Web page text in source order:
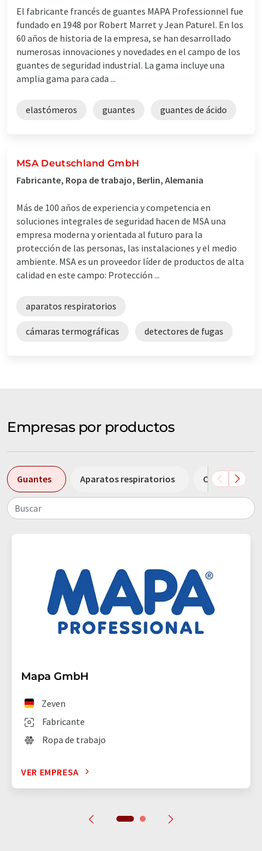
El fabricante francés de guantes MAPA Professionnel fue
fundado en 1948 por Robert Marret y Jean Paturel. En los
60 años de historia de la empresa, se han desarrollado
numerosas innovaciones y novedades en el campo de los
guantes de seguridad industrial. La gama incluye una
amplia gama para cada ...
elastómeros guantes guantes de ácido
MSA Deutschland GmbH
Fabricante, Ropa de trabajo, Berlin, Alemania
Más de 100 años de experiencia y competencia en
soluciones integrales de seguridad hacen de MSA una
empresa moderna y orientada al futuro para la
protección de las personas, las instalaciones y el medio
ambiente. MSA es un proveedor líder de productos de alta
calidad en este campo: Protección ...
aparatos respiratorios
cámaras termográficas detectores de fugas
Empresas por productos
Guantes Aparatos respiratorios Cámaras
Buscar
Mapa GmbH
Fabricante
Zeven
Ropa de trabajo
VER EMPRESA